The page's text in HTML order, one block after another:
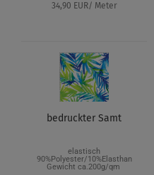
34,90 EUR/ Meter
bedruckter Samt
elastisch
90%Polyester/10%Elasthan
Gewicht ca.200g/qm